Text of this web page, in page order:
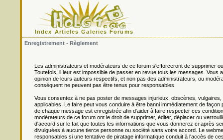
Index Articles Galeries Forums
Enregistrement - Règlement
Les administrateurs et modérateurs de ce forum s'efforceront de supprimer
Toutefois, il leur est impossible de passer en revue tous les messages.
opinion de leurs auteurs respectifs, et non pas des administrateurs, ou
conséquent ne peuvent pas être tenus pour responsables.
Vous consentez à ne pas poster de messages injurieux, obscènes,
applicables. Le faire peut vous conduire à être banni immédiatement de
de chaque message est enregistrée afin d'aider à faire respecter ces
modérateurs de ce forum ont le droit de supprimer, éditer, déplacer ou
d'accord sur le fait que toutes les informations que vous donnerez ci-après
divulguées à aucune tierce personne ou société sans votre accord. Le
responsables si une tentative de piratage informatique conduit à l'accès de